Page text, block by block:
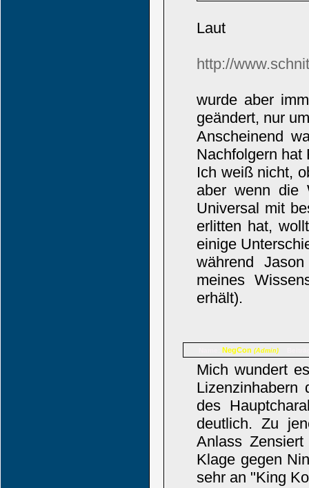
Laut
http://
wurde aber
geändert, nur
Anscheinend
Nachfolgern hat
Ich weiß nicht,
aber wenn die
Universal mit
erlitten hat,
einige
während
meines
erhält).
NegCon (Admin)
Mich wundert
des
deutlich. Zu
Anlass
Klage gegen
sehr an "King